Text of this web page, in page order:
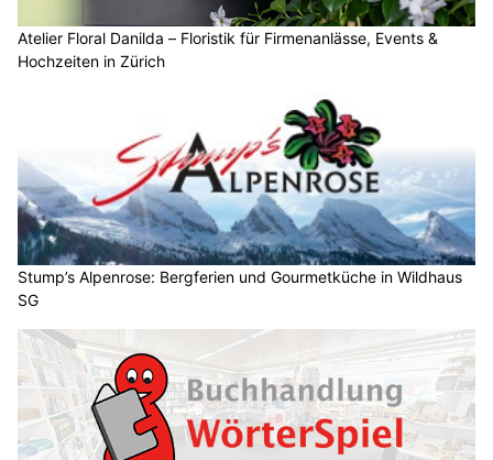
Wetter am Dienstag, 04.08.2026: Viel Sonne,
später kräftige Gewitter möglich
Aus Südwesten fliesst weiterhin heisse, aber zunehmend
feuchte Luft zur Schweiz, wodurch dieGewitterneigung
ansteigt
Über den Alpen ist es leicht föhnig. Ab Mittwoch fliesst aus
Westen etwas weniger heisse Luft zur Alpennordseite.
Weiterlesen
Osteria da Francesco, Thalwil ZH: Authentische Pasta, Pinsa und Take Away
HOPE Christliches Sozialwerk in Baden AG: Hilfe und Perspektiven im Alltag